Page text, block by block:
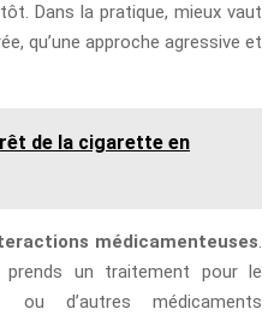
Dans la pratique, mieux vaut
qu’une approche agressive et
de la cigarette en
médicamenteuses.
un traitement pour le
ou d’autres médicaments